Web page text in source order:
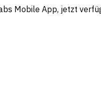
Mobile App, jetzt